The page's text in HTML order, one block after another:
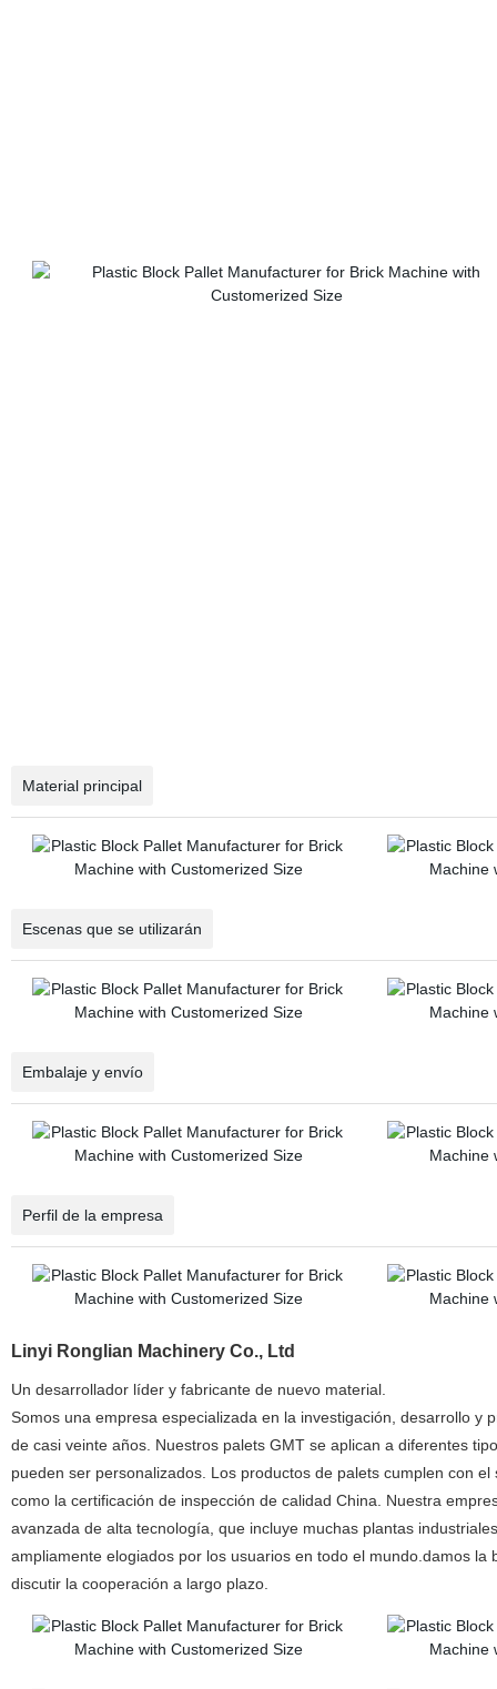
Material principal
Escenas que se utilizarán
Embalaje y envío
Perfil de la empresa
Linyi Ronglian Machinery Co., Ltd
Un desarrollador líder y fabricante de nuevo material.
Somos una empresa especializada en la investigación, desarrollo
de casi veinte años. Nuestros palets GMT se aplican a diferentes
pueden ser personalizados. Los productos de palets cumplen con
como la certificación de inspección de calidad China. Nuestra
avanzada de alta tecnología, que incluye muchas plantas
ampliamente elogiados por los usuarios en todo el mundo.damos
discutir la cooperación a largo plazo.